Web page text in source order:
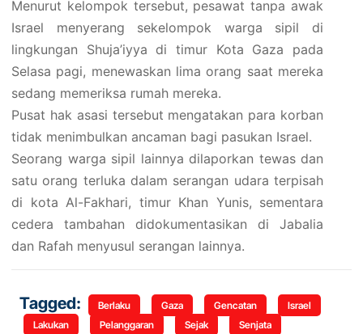
Menurut kelompok tersebut, pesawat tanpa awak
Israel menyerang sekelompok warga sipil di
lingkungan Shuja’iyya di timur Kota Gaza pada
Selasa pagi, menewaskan lima orang saat mereka
sedang memeriksa rumah mereka.
Pusat hak asasi tersebut mengatakan para korban
tidak menimbulkan ancaman bagi pasukan Israel.
Seorang warga sipil lainnya dilaporkan tewas dan
satu orang terluka dalam serangan udara terpisah
di kota Al-Fakhari, timur Khan Yunis, sementara
cedera tambahan didokumentasikan di Jabalia
dan Rafah menyusul serangan lainnya.
Tagged: Berlaku Gaza Gencatan
Israel
Lakukan
Pelanggaran Sejak Senjata